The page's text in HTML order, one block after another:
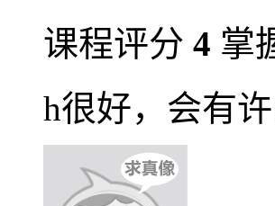
课程评分 4 掌
h很好，会有